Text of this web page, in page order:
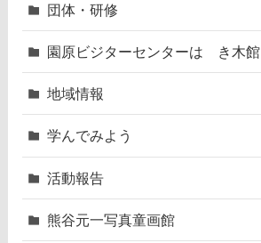
団体・研修
園原ビジターセンターはゝき木館
地域情報
学んでみよう
活動報告
熊谷元一写真童画館